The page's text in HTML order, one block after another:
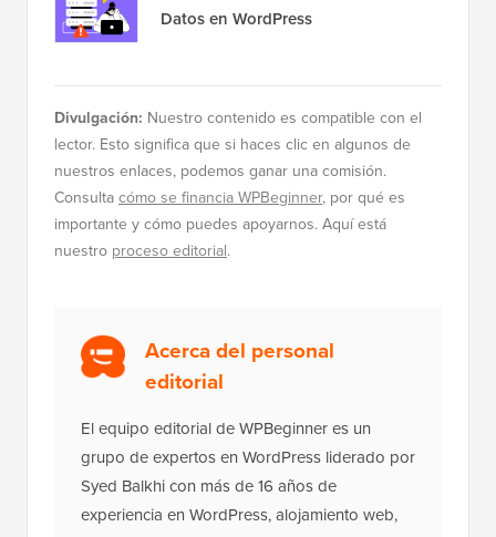
Datos en WordPress
Divulgación: Nuestro contenido es compatible con el
lector. Esto significa que si haces clic en algunos de
nuestros enlaces, podemos ganar una comisión.
Consulta cómo se financia WPBeginner, por qué es
importante y cómo puedes apoyarnos. Aquí está
nuestro proceso editorial.
Acerca del personal
editorial
El equipo editorial de WPBeginner es un
grupo de expertos en WordPress liderado por
Syed Balkhi con más de 16 años de
experiencia en WordPress, alojamiento web,